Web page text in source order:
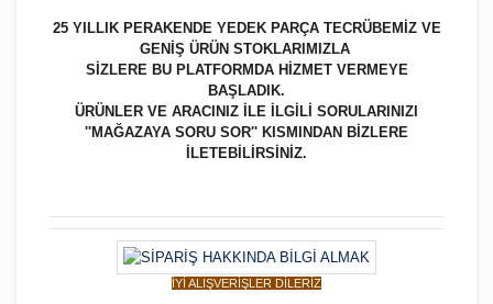
25 YILLIK PERAKENDE YEDEK PARÇA TECRÜBEMİZ VE
GENİŞ ÜRÜN STOKLARIMIZLA
SİZLERE BU PLATFORMDA HİZMET VERMEYE
BAŞLADIK.
ÜRÜNLER VE ARACINIZ İLE İLGİLİ SORULARINIZI
''MAĞAZAYA SORU SOR'' KISMINDAN BİZLERE
İLETEBİLİRSİNİZ.
İYİ ALIŞVERİŞLER DİLERİZ